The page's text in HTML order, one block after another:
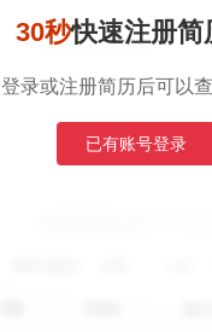
30秒快速注册简
登录或注册简历后可以
已有账号登录